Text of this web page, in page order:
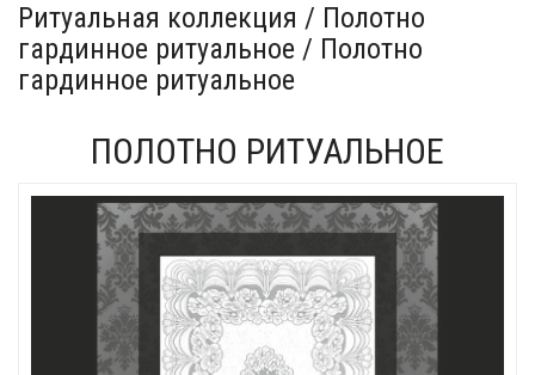
Ритуальная коллекция / Полотно
гардинное ритуальное / Полотно
гардинное ритуальное
ПОЛОТНО РИТУАЛЬНОЕ